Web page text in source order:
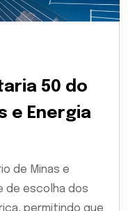
50 do
e Energia
de Minas e
de escolha dos
permitindo que